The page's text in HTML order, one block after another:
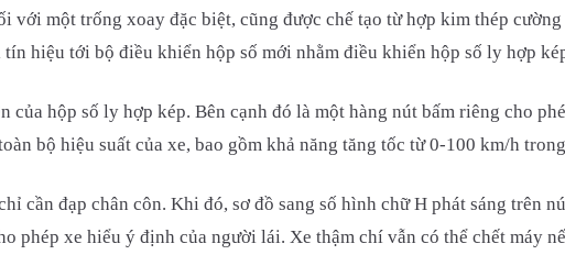
với một trống xoay đặc biệt, cũng được chế tạo từ hợp kim thép
tín hiệu tới bộ điều khiển hộp số mới nhằm điều khiển hộp số ly hợp
của hộp số ly hợp kép. Bên cạnh đó là một hàng nút bấm riêng cho
bộ hiệu suất của xe, bao gồm khả năng tăng tốc từ 0-100 km/h
cần đạp chân côn. Khi đó, sơ đồ sang số hình chữ H phát sáng trên
phép xe hiểu ý định của người lái. Xe thậm chí vẫn có thể chết máy